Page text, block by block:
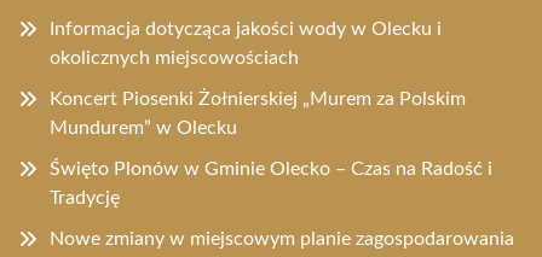
Informacja dotycząca jakości wody w Olecku i
okolicznych miejscowościach
Koncert Piosenki Żołnierskiej „Murem za Polskim
Mundurem” w Olecku
Święto Plonów w Gminie Olecko – Czas na Radość i
Tradycję
Nowe zmiany w miejscowym planie zagospodarowania